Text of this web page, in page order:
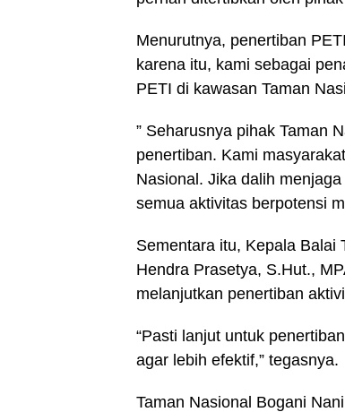
Menurutnya, penertiban
karena itu, kami sebagai
PETI di kawasan Taman
” Seharusnya pihak Taman
penertiban. Kami
Nasional. Jika dalih
semua aktivitas berpotensi
Sementara itu, Kepala Balai
Hendra Prasetya, S.Hut.,
melanjutkan penertiban
“Pasti lanjut untuk
agar lebih efektif,” tegasnya.
Taman Nasional Bogani